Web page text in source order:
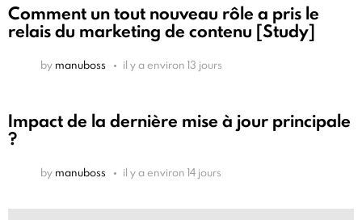
Comment un tout nouveau rôle a pris le
relais du marketing de contenu [Study]
by manuboss il y a environ 13 jours
Impact de la dernière mise à jour principale
?
by manuboss il y a environ 14 jours